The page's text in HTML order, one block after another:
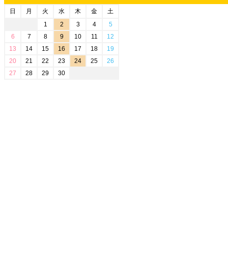
日 月 火 水 木 金
土
1
2 3 4
5
6
7 8 9 10 11
12
13
14 15 16 17 18
19
20
21 22 23 24 25
26
27
28 29 30